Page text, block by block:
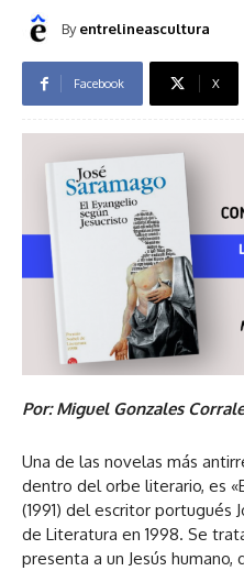
By entrelineascultura
Facebook X
Por: Miguel Gonzales
Una de las novelas más
dentro del orbe literario, es
(1991) del escritor portugués
de Literatura en 1998. Se
presenta a un Jesús humano,